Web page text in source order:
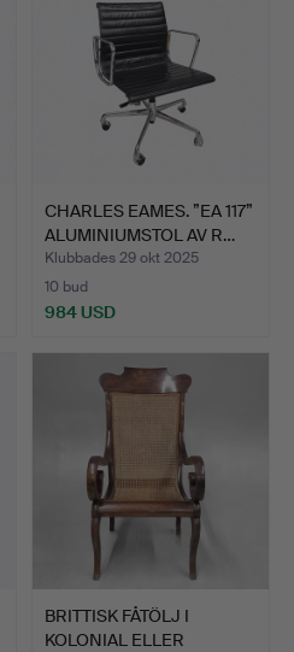
CHARLES EAMES. ”EA 117”
ALUMINIUMSTOL AV R…
Klubbades 29 okt 2025
10 bud
984 USD
BRITTISK FÅTÖLJ I
KOLONIAL ELLER